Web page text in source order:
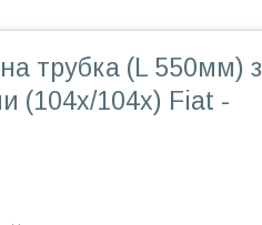
трубка (L 550мм) з
(104х/104х) Fiat -